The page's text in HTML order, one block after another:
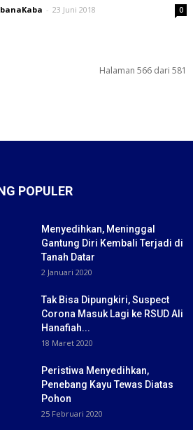
- 23 Juni 2018 0
Halaman 566 dari 581
POPULER
Menyedihkan, Meninggal
Gantung Diri Kembali Terjadi di
Tanah Datar
2 Januari 2020
Tak Bisa Dipungkiri, Suspect
Corona Masuk Lagi ke RSUD Ali
Hanafiah...
18 Maret 2020
Peristiwa Menyedihkan,
Penebang Kayu Tewas Diatas
Pohon
25 Februari 2020